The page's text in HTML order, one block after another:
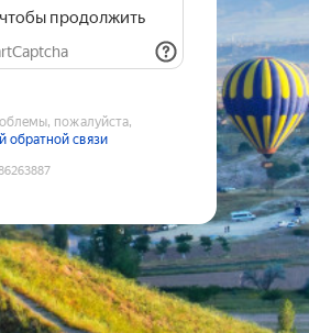
продолжить
пожалуйста,
обратной связи